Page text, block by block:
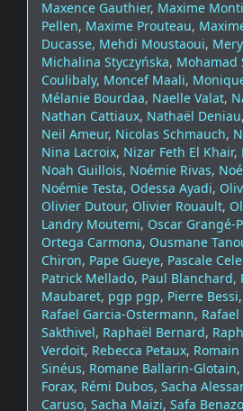
Maxence Gauthier, Maxime
Pellen, Maxime Prouteau,
Ducasse, Mehdi Moustaoui,
Michalina Styczyńska, Mohamad
Coulibaly, Moncef Maali,
Mélanie Bourdaa, Naelle Valat,
Nathan Cattiaux, Nathaël Deniau,
Neil Ameur, Nicolas Schmauch,
Nina Lacroix, Nizar Feth El Khair,
Noah Guillois, Noémie Rivas,
Noémie Testa, Odessa Ayadi,
Olivier Dutour, Olivier Rouault,
Landry Moutemi, Oscar Grangé-
Ortega Carmona, Ousmane
Chiron, Pape Gueye, Pascale
Patrick Mellado, Paul Blanchard,
Maubaret, pgp pgp, Pierre Bessi,
Rafael Garcia-Ostermann,
Sakthivel, Raphaël Bernard,
Verdoit, Rebecca Petaux,
Sinéus, Romane Ballarin-Glotain,
Forax, Rémi Dubos, Sacha
Caruso, Sacha Maizi, Safa